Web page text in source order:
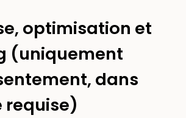
optimisation et
(uniquement
dans
requise)